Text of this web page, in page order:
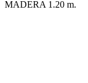
MADERA 1.20 m.